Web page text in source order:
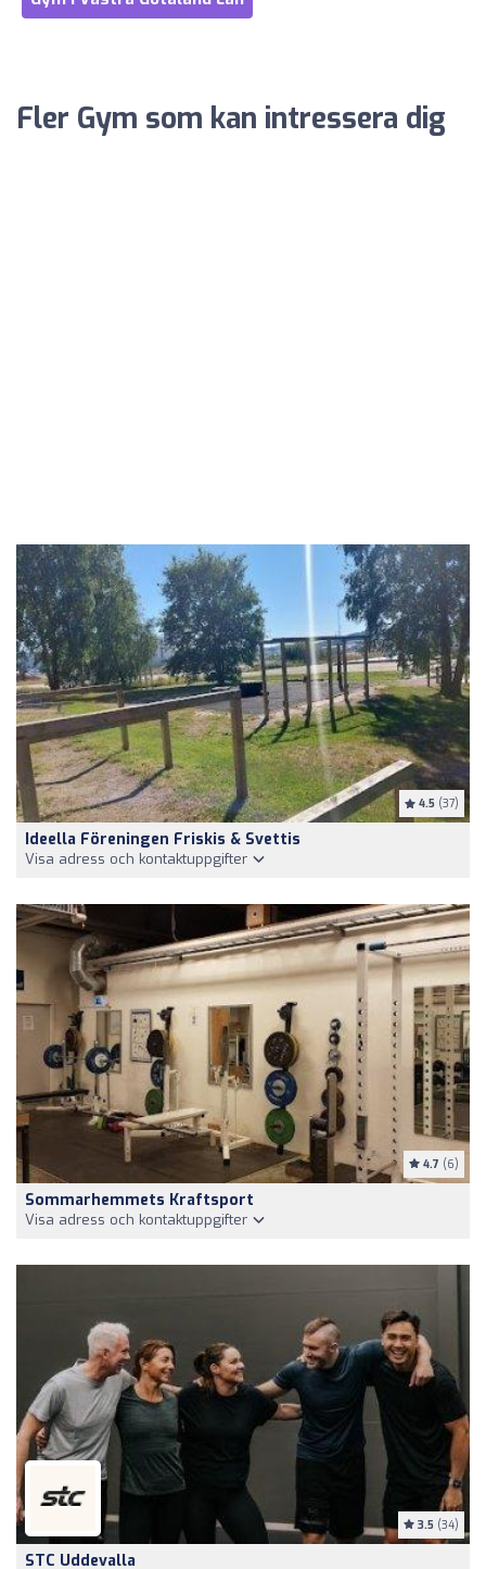
Fler Gym som kan intressera dig
4.5 (37)
Ideella Föreningen Friskis & Svettis
Visa adress och kontaktuppgifter
4.7 (6)
Sommarhemmets Kraftsport
Visa adress och kontaktuppgifter
3.5 (34)
STC Uddevalla